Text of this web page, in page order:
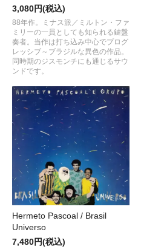
3,080円(税込)
88年作。ミナス派／ミルトン・ファ
ミリーの一員としても知られる鍵盤
奏者。当作は打ち込み中心でプログ
レッシブ～ブラジルな異色の作品。
同時期のジスモンチにも通じるサウ
ンドです。
Hermeto Pascoal / Brasil
Universo
7,480円(税込)